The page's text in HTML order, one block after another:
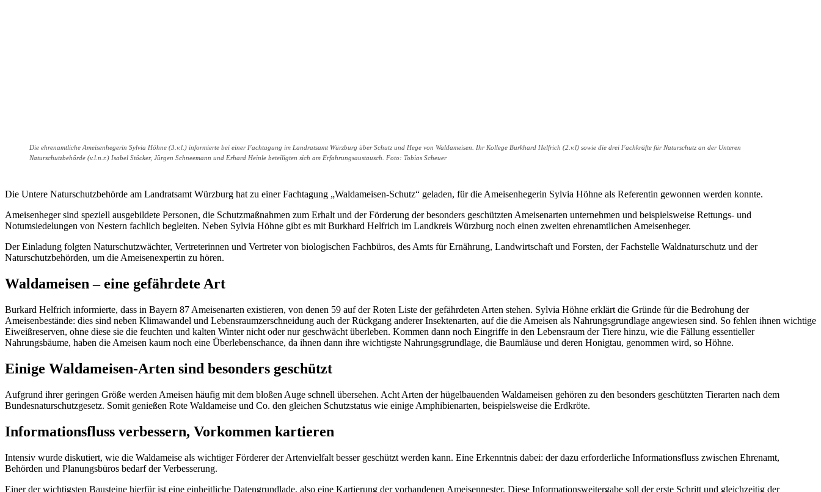
Die ehrenamtliche Ameisenhegerin Sylvia Höhne (3.v.l.) informierte bei einer Fachtagung im Landratsamt Würzburg über Schutz und Hege von Waldameisen. Ihr Kollege Burkhard Helfrich (2.v.l) sowie die drei Fachkräfte für Naturschutz an der Unteren
Naturschutzbehörde (v.l.n.r.) Isabel Stöcker, Jürgen Schneemann und Erhard Heinle beteiligten sich am Erfahrungsaustausch. Foto: Tobias Scheuer
Die Untere Naturschutzbehörde am Landratsamt Würzburg hat zu einer Fachtagung „Waldameisen-Schutz“ geladen, für die Ameisenhegerin Sylvia Höhne als Referentin gewonnen werden konnte.
Ameisenheger sind speziell ausgebildete Personen, die Schutzmaßnahmen zum Erhalt und der Förderung der besonders geschützten Ameisenarten unternehmen und beispielsweise Rettungs- und
Notumsiedelungen von Nestern fachlich begleiten. Neben Sylvia Höhne gibt es mit Burkhard Helfrich im Landkreis Würzburg noch einen zweiten ehrenamtlichen Ameisenheger.
Der Einladung folgten Naturschutzwächter, Vertreterinnen und Vertreter von biologischen Fachbüros, des Amts für Ernährung, Landwirtschaft und Forsten, der Fachstelle Waldnaturschutz und der
Naturschutzbehörden, um die Ameisenexpertin zu hören.
Waldameisen – eine gefährdete Art
Burkard Helfrich informierte, dass in Bayern 87 Ameisenarten existieren, von denen 59 auf der Roten Liste der gefährdeten Arten stehen. Sylvia Höhne erklärt die Gründe für die Bedrohung der
Ameisenbestände: dies sind neben Klimawandel und Lebensraumzerschneidung auch der Rückgang anderer Insektenarten, auf die die Ameisen als Nahrungsgrundlage angewiesen sind. So fehlen ihnen wichtige
Eiweißreserven, ohne diese sie die feuchten und kalten Winter nicht oder nur geschwächt überleben. Kommen dann noch Eingriffe in den Lebensraum der Tiere hinzu, wie die Fällung essentieller
Nahrungsbäume, haben die Ameisen kaum noch eine Überlebenschance, da ihnen dann ihre wichtigste Nahrungsgrundlage, die Baumläuse und deren Honigtau, genommen wird, so Höhne.
Einige Waldameisen-Arten sind besonders geschützt
Aufgrund ihrer geringen Größe werden Ameisen häufig mit dem bloßen Auge schnell übersehen. Acht Arten der hügelbauenden Waldameisen gehören zu den besonders geschützten Tierarten nach dem
Bundesnaturschutzgesetz. Somit genießen Rote Waldameise und Co. den gleichen Schutzstatus wie einige Amphibienarten, beispielsweise die Erdkröte.
Informationsfluss verbessern, Vorkommen kartieren
Intensiv wurde diskutiert, wie die Waldameise als wichtiger Förderer der Artenvielfalt besser geschützt werden kann. Eine Erkenntnis dabei: der dazu erforderliche Informationsfluss zwischen Ehrenamt,
Behörden und Planungsbüros bedarf der Verbesserung.
Einer der wichtigsten Bausteine hierfür ist eine einheitliche Datengrundlade, also eine Kartierung der vorhandenen Ameisennester. Diese Informationsweitergabe soll der erste Schritt und gleichzeitig der